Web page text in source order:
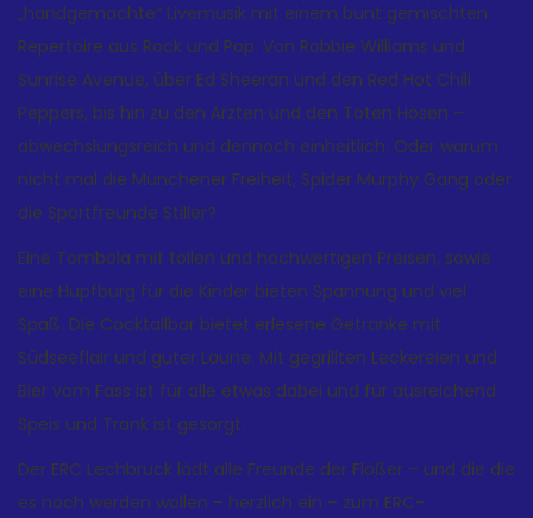
„handgemachte“ Livemusik mit einem bunt gemischten
Repertoire aus Rock und Pop. Von Robbie Williams und
Sunrise Avenue, über Ed Sheeran und den Red Hot Chili
Peppers, bis hin zu den Ärzten und den Toten Hosen –
abwechslungsreich und dennoch einheitlich. Oder warum
nicht mal die Münchener Freiheit, Spider Murphy Gang oder
die Sportfreunde Stiller?
Eine Tombola mit tollen und hochwertigen Preisen, sowie
eine Hüpfburg für die Kinder bieten Spannung und viel
Spaß. Die Cocktailbar bietet erlesene Getränke mit
Südseeflair und guter Laune. Mit gegrillten Leckereien und
Bier vom Fass ist für alle etwas dabei und für ausreichend
Speis und Trank ist gesorgt.
Der ERC Lechbruck lädt alle Freunde der Flößer – und die die
es noch werden wollen – herzlich ein – zum ERC-